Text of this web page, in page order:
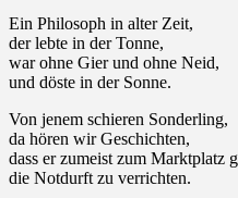
Ein Philosoph in alter Zeit,
der lebte in der Tonne,
war ohne Gier und ohne Neid,
und döste in der Sonne.
Von jenem schieren Sonderling,
da hören wir Geschichten,
dass er zumeist zum Marktplatz
die Notdurft zu verrichten.